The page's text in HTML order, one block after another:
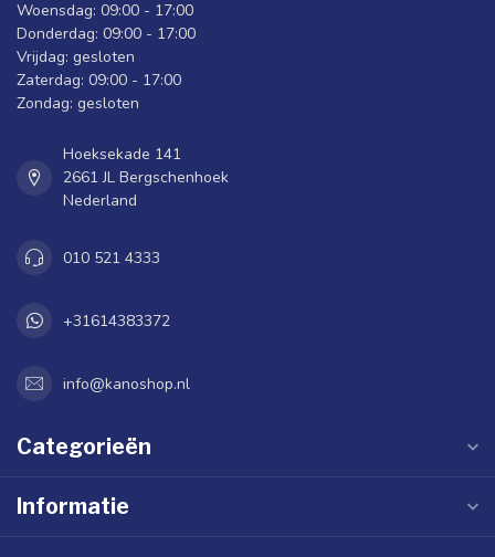
Woensdag: 09:00 - 17:00
Donderdag: 09:00 - 17:00
Vrijdag: gesloten
Zaterdag: 09:00 - 17:00
Zondag: gesloten
Hoeksekade 141
2661 JL Bergschenhoek
Nederland
010 521 4333
+31614383372
info@kanoshop.nl
Categorieën
Informatie